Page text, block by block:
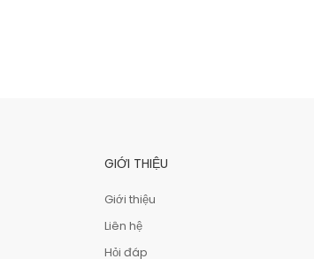
GIỚI THIỆU
Giới thiệu
Liên hệ
Hỏi đáp